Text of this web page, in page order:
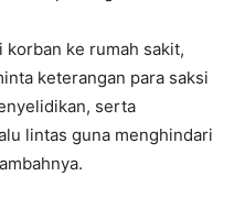
korban ke rumah sakit,
keterangan para saksi
serta
lintas guna menghindari